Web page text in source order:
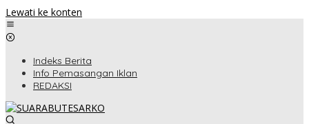
Lewati ke konten
Indeks Berita
Info Pemasangan Iklan
REDAKSI